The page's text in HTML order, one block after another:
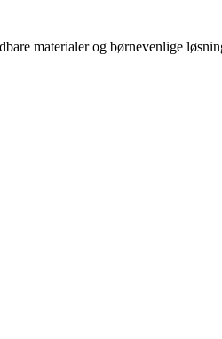
materialer og børnevenlige